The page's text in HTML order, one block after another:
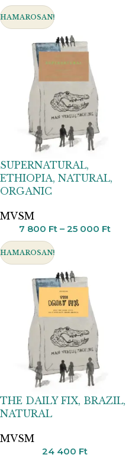
HAMAROSAN!
SUPERNATURAL,
ETHIOPIA, NATURAL,
ORGANIC
MVSM
7 800 Ft – 25 000 Ft
HAMAROSAN!
THE DAILY FIX, BRAZIL,
NATURAL
MVSM
24 400 Ft